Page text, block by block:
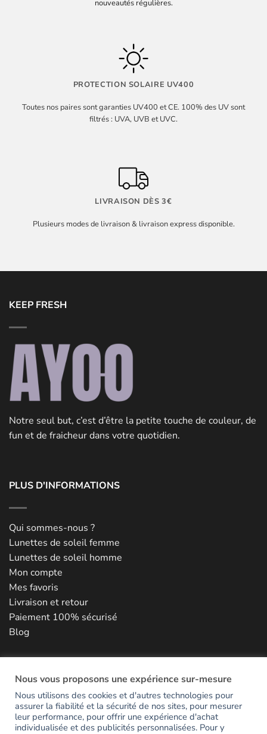
nouveautés régulières.
PROTECTION SOLAIRE UV400
Toutes nos paires sont garanties UV400 et CE. 100% des UV sont
filtrés : UVA, UVB et UVC.
LIVRAISON DÈS 3€
Plusieurs modes de livraison & livraison express disponible.
KEEP FRESH
Notre seul but, c’est d’être la petite touche de couleur, de
fun et de fraicheur dans votre quotidien.
PLUS D'INFORMATIONS
Qui sommes-nous ?
Lunettes de soleil femme
Lunettes de soleil homme
Mon compte
Mes favoris
Livraison et retour
Paiement 100% sécurisé
Blog
RESTONS EN CONTACT
Nous vous proposons une expérience sur-mesure
Nous utilisons des cookies et d'autres technologies pour
assurer la fiabilité et la sécurité de nos sites, pour mesurer
leur performance, pour offrir une expérience d'achat
individualisée et des publicités personnalisées. Pour y